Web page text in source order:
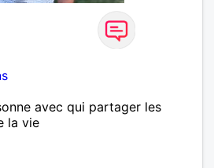
avec qui partager les
la vie